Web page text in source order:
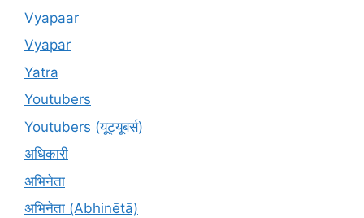
Vyapaar
Vyapar
Yatra
Youtubers
Youtubers (यूट्यूबर्स)
अधिकारी
अभिनेता
अभिनेता (Abhinētā)